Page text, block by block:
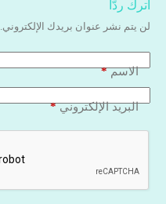
اترك ردّاً
لن يتم نشر عنوان بريدك الإلكتروني.
الاسم*
البريد الإلكتروني*